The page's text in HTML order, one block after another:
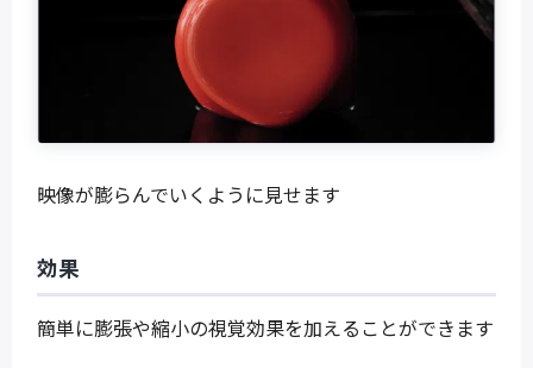
映像が膨らんでいくように見せます
効果
簡単に膨張や縮小の視覚効果を加えることができます